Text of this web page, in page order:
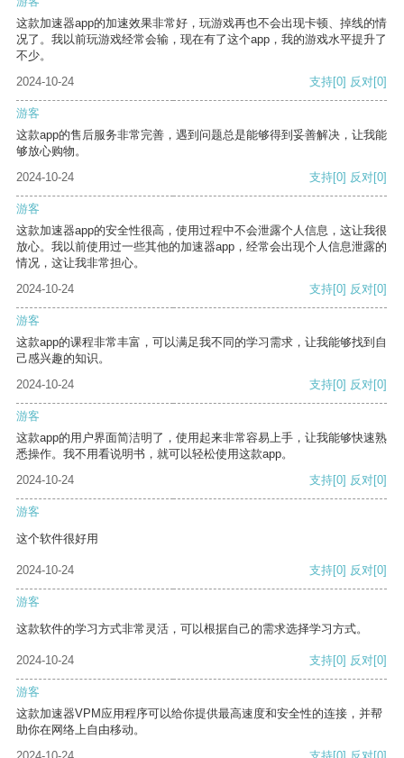
这款加速器app的加速效果非常好，玩游戏再也不会出现卡顿、掉线的情
况了。我以前玩游戏经常会输，现在有了这个app，我的游戏水平提升了
不少。
2024-10-24
支持[0] 反对[0]
游客
这款app的售后服务非常完善，遇到问题总是能够得到妥善解决，让我能
够放心购物。
2024-10-24
支持[0] 反对[0]
游客
这款加速器app的安全性很高，使用过程中不会泄露个人信息，这让我很
放心。我以前使用过一些其他的加速器app，经常会出现个人信息泄露的
情况，这让我非常担心。
2024-10-24
支持[0] 反对[0]
游客
这款app的课程非常丰富，可以满足我不同的学习需求，让我能够找到自
己感兴趣的知识。
2024-10-24
支持[0] 反对[0]
游客
这款app的用户界面简洁明了，使用起来非常容易上手，让我能够快速熟
悉操作。我不用看说明书，就可以轻松使用这款app。
2024-10-24
支持[0] 反对[0]
游客
这个软件很好用
2024-10-24 支持[0] 反对[0]
游客
这款软件的学习方式非常灵活，可以根据自己的需求选择学习方式。
2024-10-24 支持[0] 反对[0]
游客
这款加速器VPM应用程序可以给你提供最高速度和安全性的连接，并帮
助你在网络上自由移动。